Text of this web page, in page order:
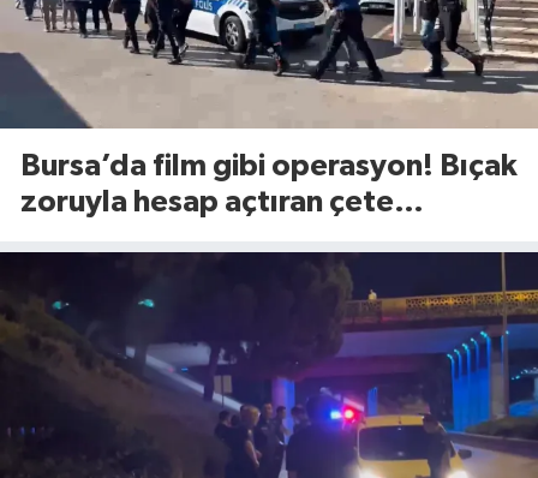
Bursa’da film gibi operasyon! Bıçak
zoruyla hesap açtıran çete